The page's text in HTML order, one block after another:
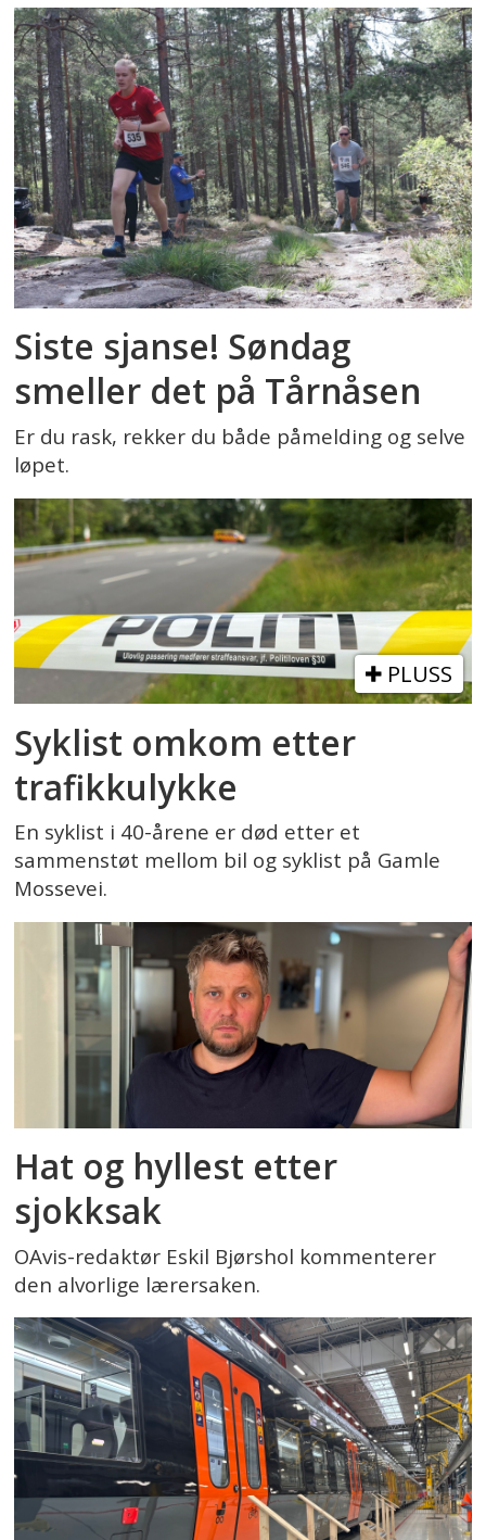
Siste sjanse! Søndag
smeller det på Tårnåsen
Er du rask, rekker du både påmelding og selve
løpet.
PLUSS
Syklist omkom etter
trafikkulykke
En syklist i 40-årene er død etter et
sammenstøt mellom bil og syklist på Gamle
Mossevei.
Hat og hyllest etter
sjokksak
OAvis-redaktør Eskil Bjørshol kommenterer
den alvorlige lærersaken.